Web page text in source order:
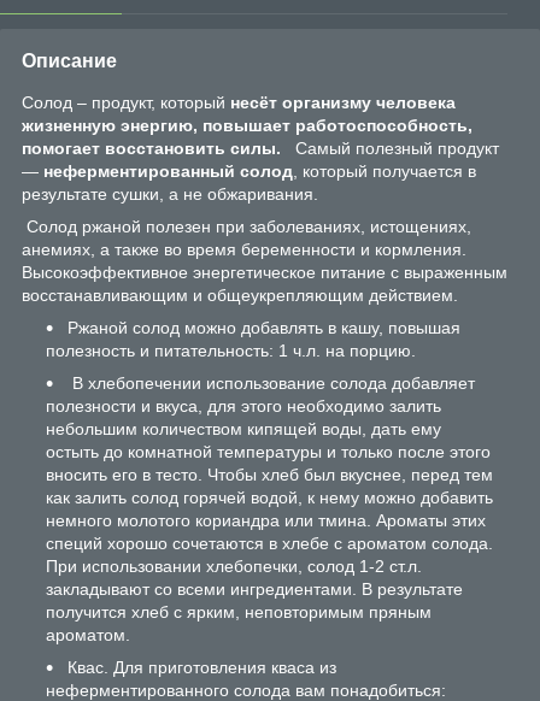
Описание
Солод – продукт, который несёт организму человека
жизненную энергию, повышает работоспособность,
помогает восстановить силы. Самый полезный продукт
— неферментированный солод , который получается в
результате сушки, а не обжаривания.
Солод ржаной полезен при заболеваниях, истощениях,
анемиях, а также во время беременности и кормления.
Высокоэффективное энергетическое питание с выраженным
восстанавливающим и общеукрепляющим действием.
Ржаной солод можно добавлять в кашу, повышая
полезность и питательность: 1 ч.л. на порцию.
В хлебопечении использование солода добавляет
полезности и вкуса, для этого необходимо залить
небольшим количеством кипящей воды, дать ему
остыть до комнатной температуры и только после этого
вносить его в тесто. Чтобы хлеб был вкуснее, перед тем
как залить солод горячей водой, к нему можно добавить
немного молотого кориандра или тмина. Ароматы этих
специй хорошо сочетаются в хлебе с ароматом солода.
При использовании хлебопечки, солод 1-2 ст.л.
закладывают со всеми ингредиентами. В результате
получится хлеб с ярким, неповторимым пряным
ароматом.
Квас. Для приготовления кваса из
неферментированного солода вам понадобиться: